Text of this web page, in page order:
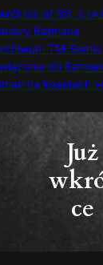
do lat 60. z
Batmana
TM-Semic
do
na kasetach
Już
ce